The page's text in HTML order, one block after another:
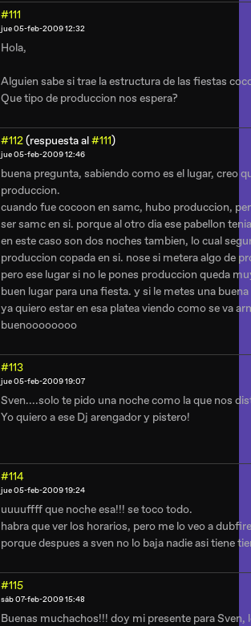
#111
jue 05-feb-2009 12:32
Hola,
Alguien sabe si trae la estructura de las fiestas
Que tipo de produccion nos espera?
#112(respuesta al#111)
jue 05-feb-2009 12:46
buena pregunta, sabiendo como es el lugar, creo
produccion.
cuando fue cocoon en samc, hubo produccion,
ser samc en si. porque al otro dia ese pabellon
en este caso son dos noches tambien, lo cual
produccion copada en si. nose si metera algo de
pero ese lugar si no le pones produccion queda
buen lugar para una fiesta. y si le metes una
ya quiero estar en esa platea viendo como se va
buenoooooooo
#113
jue 05-feb-2009 19:07
Sven....solo te pido una noche como la que nos
Yo quiero a ese Dj arengador y pistero!
#114
jue 05-feb-2009 19:24
uuuuffff que noche esa!!! se toco todo.
habra que ver los horarios, pero me lo veo a
porque despues a sven no lo baja nadie asi tiene
#115
sáb 07-feb-2009 15:48
Buenas muchachos!!! doy mi presente para Sven,